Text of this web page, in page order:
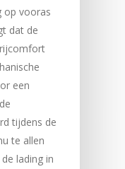
op vooras
dat de
een
tijdens de
te allen
lading in